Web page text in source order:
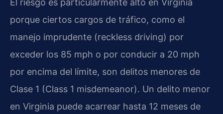
El riesgo es particularmente alto en Virginia
porque ciertos cargos de tráfico, como el
manejo imprudente (reckless driving) por
exceder los 85 mph o por conducir a 20 mph
por encima del límite, son delitos menores de
Clase 1 (Class 1 misdemeanor). Un delito menor
en Virginia puede acarrear hasta 12 meses de